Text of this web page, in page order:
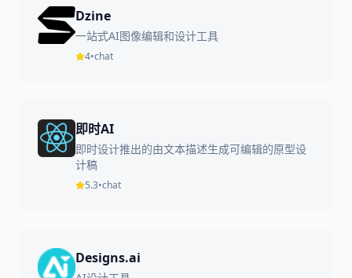
Dzine
一站式AI图像编辑和设计工具
4•chat
即时AI
即时设计推出的由文本描述生成可编辑的原型设
计稿
5.3•chat
Designs.ai